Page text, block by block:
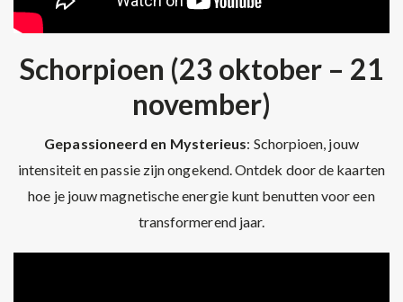
Schorpioen (23 oktober – 21
november)
Gepassioneerd en Mysterieus: Schorpioen, jouw
intensiteit en passie zijn ongekend. Ontdek door de kaarten
hoe je jouw magnetische energie kunt benutten voor een
transformerend jaar.